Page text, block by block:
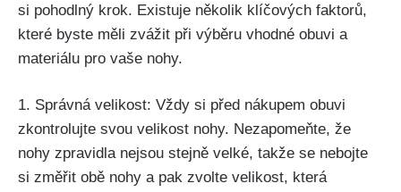
si pohodlný⁢ krok. Existuje několik klíčových faktorů,
které byste měli zvážit při⁢ výběru ⁢vhodné obuvi a
materiálu pro vaše ‍nohy.
1. Správná velikost: Vždy si před⁢ nákupem⁣ obuvi
zkontrolujte‍ svou velikost nohy. Nezapomeňte, že
nohy zpravidla nejsou stejně velké, takže ‍se nebojte
si změřit ⁤obě nohy ‍a pak zvolte velikost, která